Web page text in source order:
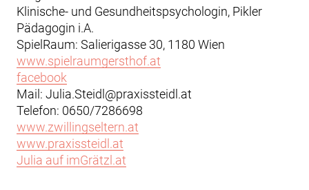
Klinische- und Gesundheitspsychologin, Pikler
Pädagogin i.A.
SpielRaum: Salierigasse 30, 1180 Wien
www.spielraumgersthof.at
facebook
Mail: Julia.Steidl@praxissteidl.at
Telefon: 0650/7286698
www.zwillingseltern.at
www.praxissteidl.at
Julia auf imGrätzl.at